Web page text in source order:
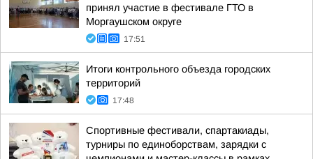
принял участие в фестивале ГТО в
Моргаушском округе
17:51
Итоги контрольного объезда городских
территорий
17:48
Спортивные фестивали, спартакиады,
турниры по единоборствам, зарядки с